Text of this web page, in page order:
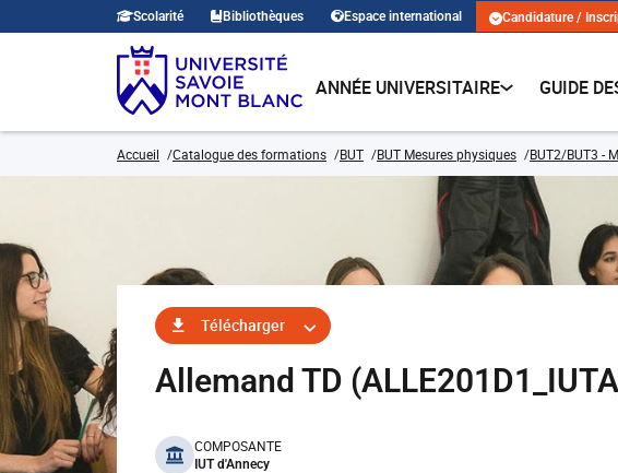
Scolarité Bibliothèques Espace international Candidature /
ANNÉE UNIVERSITAIRE GUIDE
Accueil Catalogue des formations BUT BUT Mesures physiques BUT2/BUT3 -
Télécharger
Allemand TD
benefits
COMPOSANTE
IUT d'Annecy